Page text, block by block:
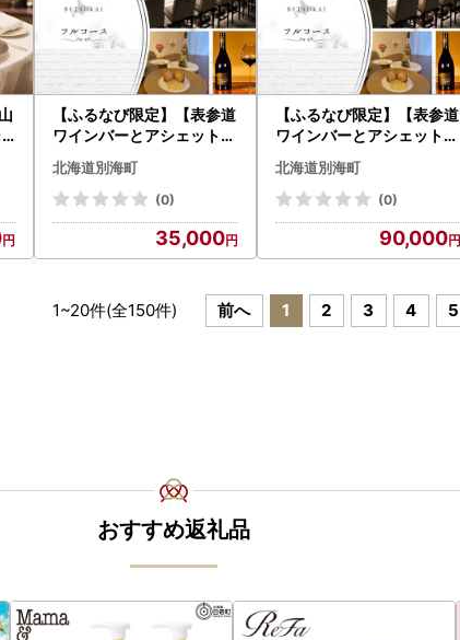
【ふるなび限定】【表参道
ワインバーとアシェットデ
セール】EMME( エンメ )
「別海町ディナーコース」
お食事券1名様 北海道
北海道別海町
(0)
35,000
【ふるなび限定】【表参道
ワインバーとアシェットデ
セール】EMME「別海町ス
ペシャルディナーコース」
お食事券2名様 北海道
北海道別海町
(0)
90,000
1~20件(全150件) 前へ 1 2 3 4 5
おすすめ返礼品